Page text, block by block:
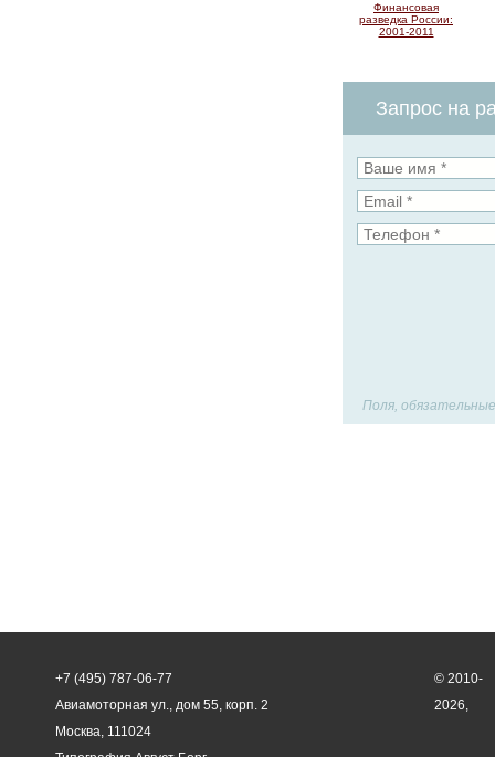
Финансовая
разведка России:
2001-2011
Запрос на
Поля,
+7 (495) 787-06-77
Авиамоторная ул., дом 55, корп. 2
Москва, 111024
© 2010-
2026,